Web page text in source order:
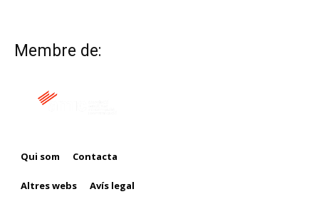
Membre de:
Qui som Contacta
Altres webs Avís legal